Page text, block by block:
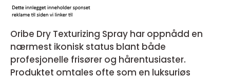
Oribe Dry Texturizing Spray har oppnådd en
nærmest ikonisk status blant både
profesjonelle frisører og hårentusiaster.
Produktet omtales ofte som en luksuriøs